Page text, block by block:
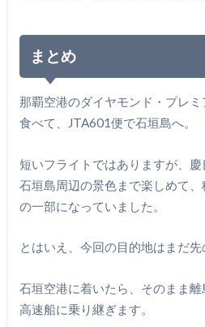
まとめ
那覇空港のダイヤモンド・プレ
食べて、JTA601便で石垣島へ。
短いフライトではありますが、慶
石垣島周辺の景色まで楽しめて
の一部になっていました。
とはいえ、今回の目的地はまだ先
石垣空港に着いたら、そのまま
高速船に乗り継ぎます。